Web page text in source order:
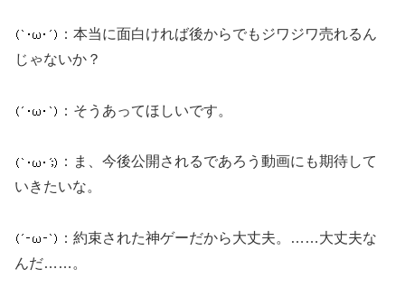
：本当に面白ければ後からでもジワジワ売れるん
じゃないか？
：そうあってほしいです。
：ま、今後公開されるであろう動画にも期待して
いきたいな。
：約束された神ゲーだから大丈夫。……大丈夫な
んだ……。